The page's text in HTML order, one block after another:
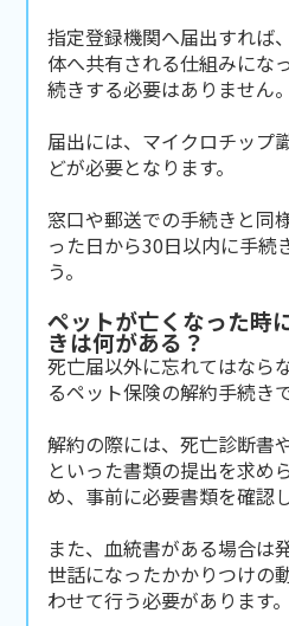
指定登録機関へ届出すれば
体へ共有される仕組みにな
続きする必要はありません。
届出には、マイクロチップ
どが必要となります。
窓口や郵送での手続きと同
った日から30日以内に手続
う。
ペットが亡くなった時
きは何がある？
死亡届以外に忘れてはなら
るペット保険の解約手続きで
解約の際には、死亡診断書
といった書類の提出を求め
め、事前に必要書類を確認
また、血統書がある場合は
世話になったかかりつけの
わせて行う必要があります。